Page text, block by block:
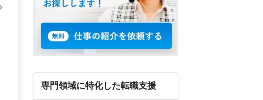
専門領域に特化した転職支援